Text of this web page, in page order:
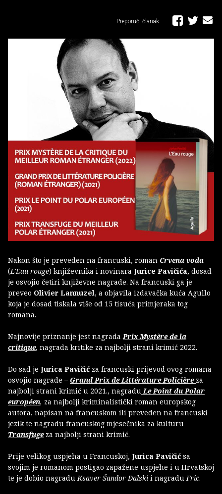
Preporuči članak
Nakon što je preveden na francuski, roman Crvena voda
(L'Eau rouge) književnika i novinara Jurice Pavičića, dosad
je osvojio četiri književne nagrade. Na francuski ga je
preveo Olivier Lannuzel, a objavila izdavačka kuća Agullo
koja je dosad tiskala više od 15 tisuća primjeraka tog
romana.
Najnovije priznanje jest nagrada Prix Mystère de la
critique, nagrada kritike za najbolji strani krimić 2022.
Do sad je Jurica Pavičić za francuski prijevod ovog romana
osvojio nagrade – Grand Prix de Littérature Policière za
najbolji strani krimić u 2021., nagradu Le Point du Polar
européen, za najbolji kriminalistički roman europskog
autora, napisan na francuskom ili preveden na francuski
jezik te nagradu francuskog mjesečnika za kulturu
Transfuge za najbolji strani krimić.
Prije velikog uspjeha u Francuskoj, Jurica Pavičić sa
svojim je romanom postigao zapažene uspjehe i u Hrvatskoj
te je dobio nagradu Ksaver Šandor Đalski i nagradu Fric.